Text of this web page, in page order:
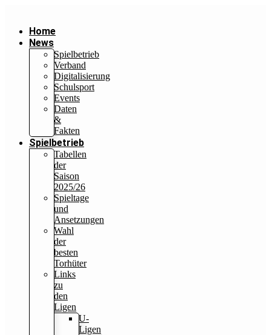
Home
News
Spielbetrieb
Verband
Digitalisierung
Schulsport
Events
Daten
&
Fakten
Spielbetrieb
Tabellen
der
Saison
2025/26
Spieltage
und
Ansetzungen
Wahl
der
besten
Torhüter
Links
zu
den
Ligen
U-
Ligen